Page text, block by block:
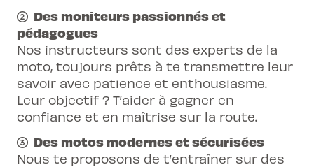
Cours 1 : exercices à basse vitesse (huit,
couloir lent, slalom), freinage, utilisation
de la chaussée
Cours 2 : freinage sûr et rapide, conduite
en circulation, franchissement
d’intersections
haute vitesse, conduite hors localités
Des moniteurs passionnés et
pédagogues
Nos instructeurs sont des experts de la
moto, toujours prêts à te transmettre leur
savoir avec patience et enthousiasme.
Leur objectif ? T’aider à gagner en
confiance et en maîtrise sur la route.
Des motos modernes et sécurisées
Nous te proposons de t’entraîner sur des